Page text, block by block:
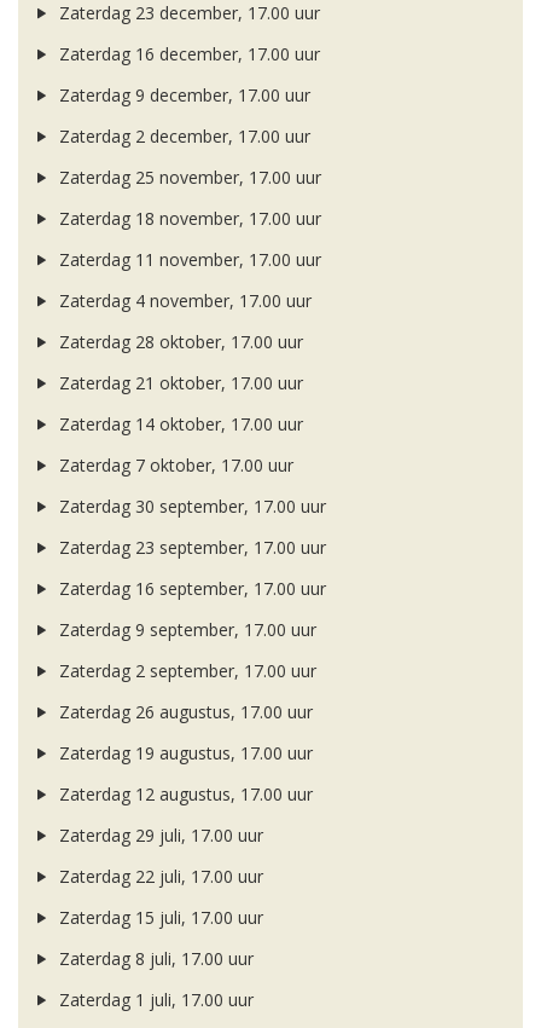
Zaterdag 23 december, 17.00 uur
Zaterdag 16 december, 17.00 uur
Zaterdag 9 december, 17.00 uur
Zaterdag 2 december, 17.00 uur
Zaterdag 25 november, 17.00 uur
Zaterdag 18 november, 17.00 uur
Zaterdag 11 november, 17.00 uur
Zaterdag 4 november, 17.00 uur
Zaterdag 28 oktober, 17.00 uur
Zaterdag 21 oktober, 17.00 uur
Zaterdag 14 oktober, 17.00 uur
Zaterdag 7 oktober, 17.00 uur
Zaterdag 30 september, 17.00 uur
Zaterdag 23 september, 17.00 uur
Zaterdag 16 september, 17.00 uur
Zaterdag 9 september, 17.00 uur
Zaterdag 2 september, 17.00 uur
Zaterdag 26 augustus, 17.00 uur
Zaterdag 19 augustus, 17.00 uur
Zaterdag 12 augustus, 17.00 uur
Zaterdag 29 juli, 17.00 uur
Zaterdag 22 juli, 17.00 uur
Zaterdag 15 juli, 17.00 uur
Zaterdag 8 juli, 17.00 uur
Zaterdag 1 juli, 17.00 uur